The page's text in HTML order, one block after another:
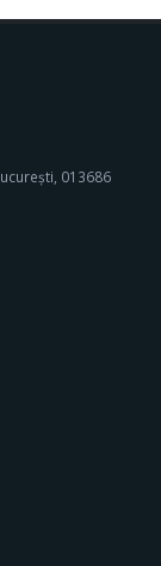
013686